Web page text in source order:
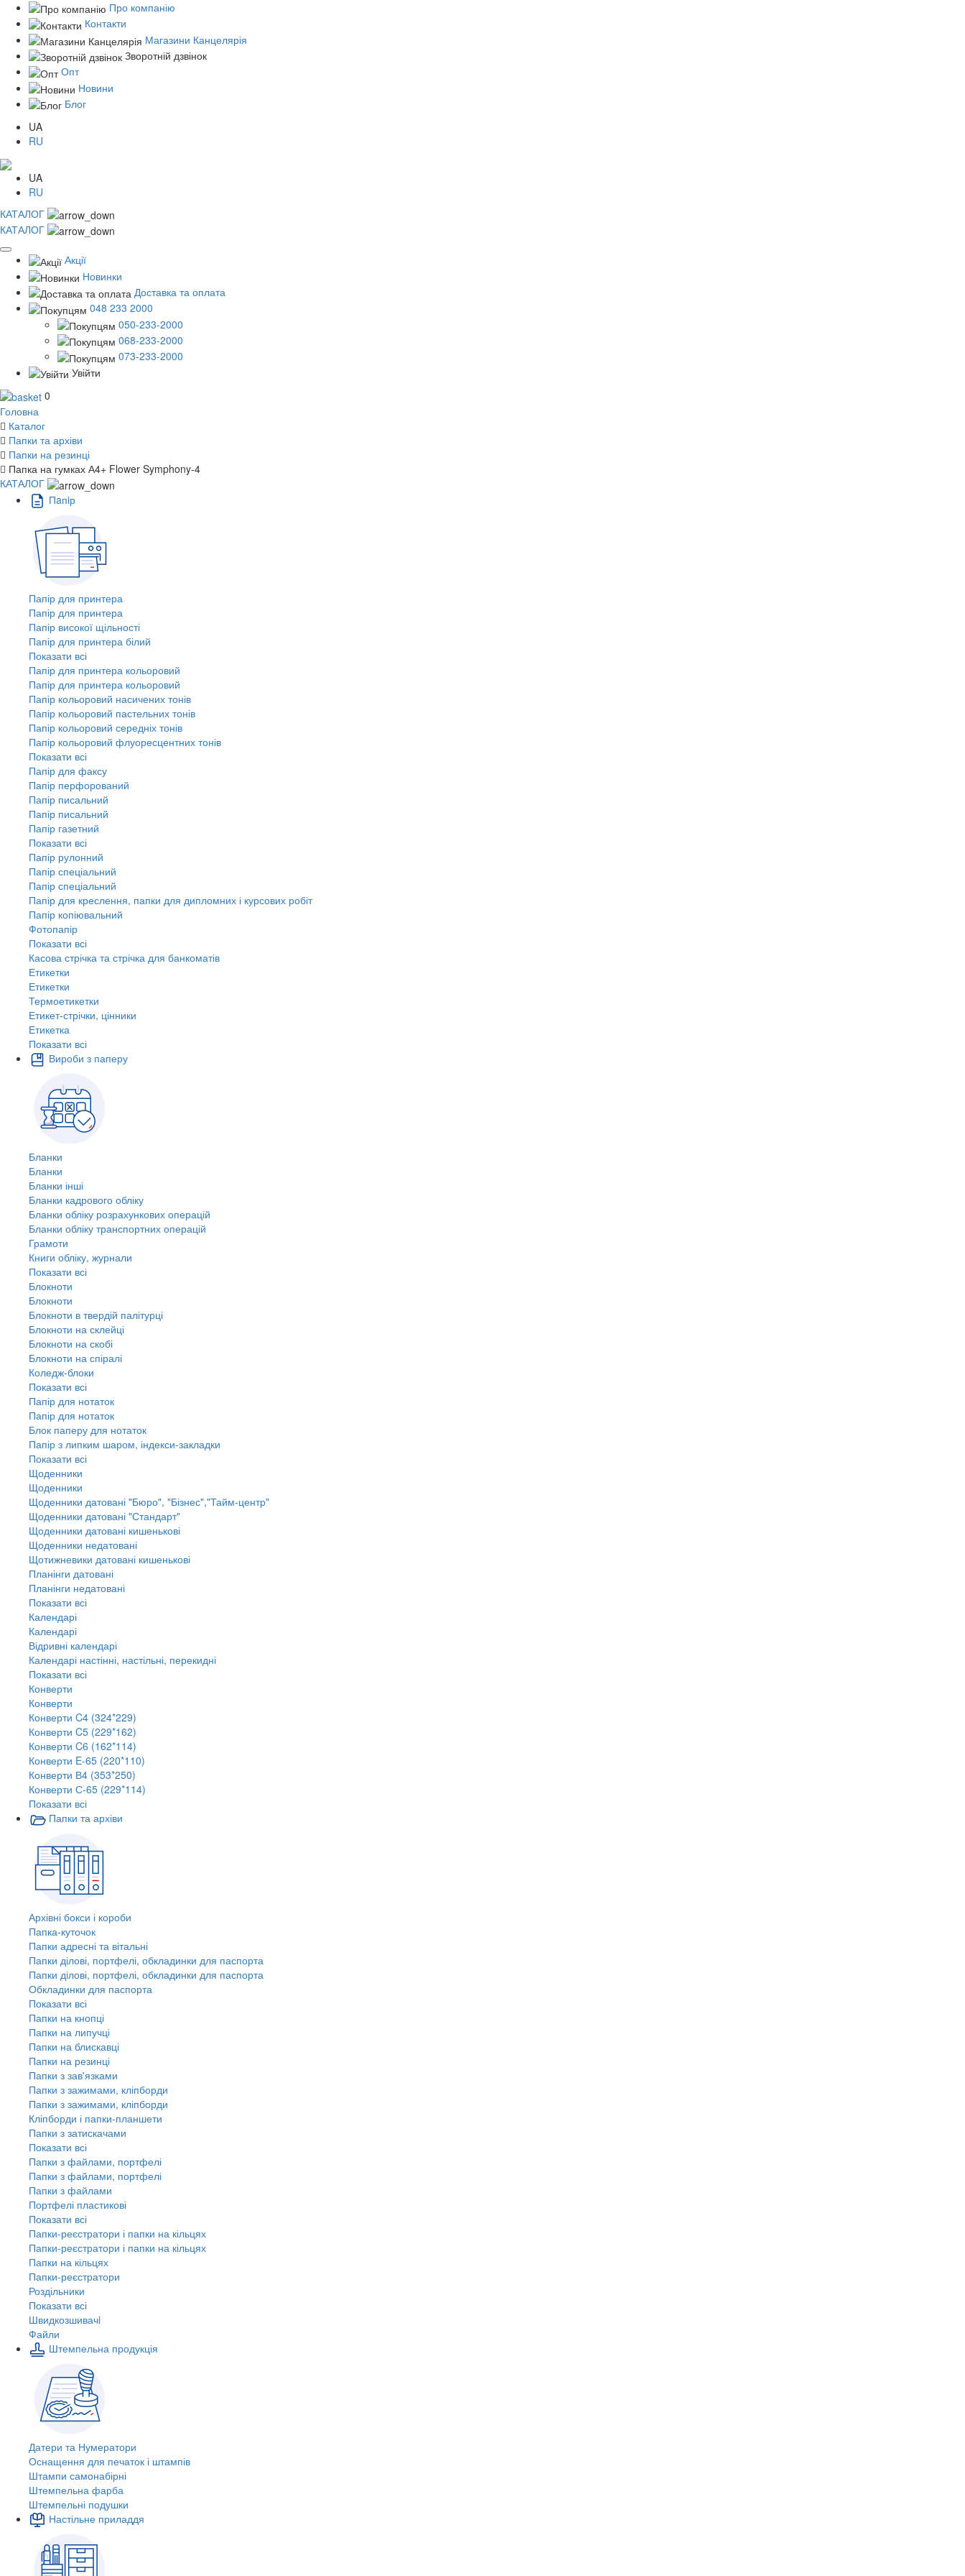
Про компанію
Контакти
Магазини Канцелярія
Зворотній дзвінок
Опт
Новини
Блог
UA
RU
UA
RU
КАТАЛОГ
КАТАЛОГ
Акції
Новинки
Доставка та оплата
048 233 2000
050-233-2000
068-233-2000
073-233-2000
Увійти
0
Головна
Каталог
Папки та архіви
Папки на резинці
Папка на гумках А4+ Flower Symphony-4
КАТАЛОГ
Пaпiр
Папір для принтера
Папір для принтера
Папір високої щільності
Папір для принтера білий
Показати всі
Папір для принтера кольоровий
Папір для принтера кольоровий
Папір кольоровий насичених тонів
Папір кольоровий пастельних тонів
Папір кольоровий середніх тонів
Папір кольоровий флуоресцентних тонів
Показати всі
Папір для факсу
Папір перфорований
Папір писальний
Папір писальний
Папір газетний
Показати всі
Папір рулонний
Папір спеціальний
Папір спеціальний
Папір для креслення, папки для дипломних і курсових робіт
Папір копіювальний
Фотопапір
Показати всі
Касова стрічка та стрічка для банкоматів
Етикетки
Етикетки
Термоетикетки
Етикет-стрічки, цінники
Етикетка
Показати всі
Вироби з паперу
Бланки
Бланки
Бланки інші
Бланки кадрового обліку
Бланки обліку розрахункових операцій
Бланки обліку транспортних операцій
Грамоти
Книги обліку, журнали
Показати всі
Блокноти
Блокноти
Блокноти в твердій палітурці
Блокноти на склейці
Блокноти на скобі
Блокноти на спіралі
Коледж-блоки
Показати всі
Папір для нотаток
Папір для нотаток
Блок паперу для нотаток
Папір з липким шаром, індекси-закладки
Показати всі
Щоденники
Щоденники
Щоденники датовані "Бюро", "Бізнес","Тайм-центр"
Щоденники датовані "Стандарт"
Щоденники датовані кишенькові
Щоденники недатовані
Щотижневики датовані кишенькові
Планінги датовані
Планінги недатовані
Показати всі
Календарі
Календарі
Відривні календарі
Календарі настінні, настільні, перекидні
Показати всі
Конверти
Конверти
Конверти C4 (324*229)
Конверти C5 (229*162)
Конверти C6 (162*114)
Конверти E-65 (220*110)
Конверти В4 (353*250)
Конверти С-65 (229*114)
Показати всі
Папки та архіви
Архівні бокси і короби
Папка-куточок
Папки адресні та вітальні
Папки ділові, портфелі, обкладинки для паспорта
Папки ділові, портфелі, обкладинки для паспорта
Обкладинки для паспорта
Показати всі
Папки на кнопці
Папки на липучці
Папки на блискавці
Папки на резинці
Папки з зав'язками
Папки з зажимами, кліпборди
Папки з зажимами, кліпборди
Кліпборди і папки-планшети
Папки з затискачами
Показати всі
Папки з файлами, портфелі
Папки з файлами, портфелі
Папки з файлами
Портфелі пластикові
Показати всі
Папки-реєстратори і папки на кільцях
Папки-реєстратори і папки на кільцях
Папки на кільцях
Папки-реєстратори
Роздільники
Показати всі
Швидкозшивачi
Файли
Штемпельна продукція
Датери та Нумератори
Оснащення для печаток і штампів
Штампи самонабірні
Штемпельна фарба
Штемпельні подушки
Настільне приладдя